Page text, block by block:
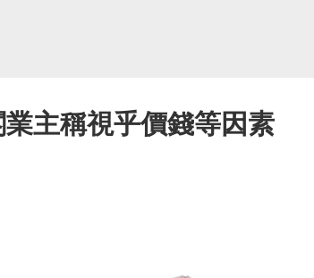
主稱視乎價錢等因素